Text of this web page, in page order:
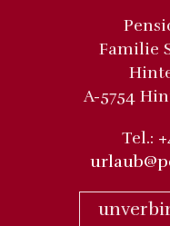
Familie
A-5754
Tel.: